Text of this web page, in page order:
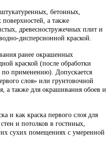
бетонных,
а также
древесностружечных плит и
дисперсионной краской.
ранее окрашенных
краской (после обработки
по применению). Допускается
слоя» или грунтовочной
а также для окрашивания обоев и
и как краска первого слоя для
и потолков в гостиных,
сухих помещениях с умеренной